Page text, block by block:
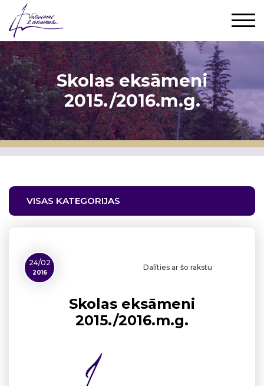
Skolas eksāmeni
2015./2016.m.g.
VISAS KATEGORIJAS
24/02
2016
Dalīties ar šo rakstu
Skolas eksāmeni
2015./2016.m.g.